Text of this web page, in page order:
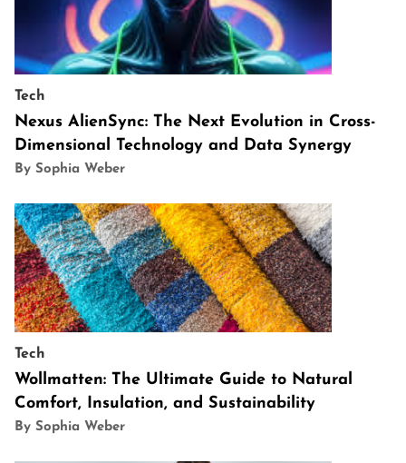
Tech
Nexus AlienSync: The Next Evolution in Cross-
Dimensional Technology and Data Synergy
By Sophia Weber
Tech
Wollmatten: The Ultimate Guide to Natural
Comfort, Insulation, and Sustainability
By Sophia Weber